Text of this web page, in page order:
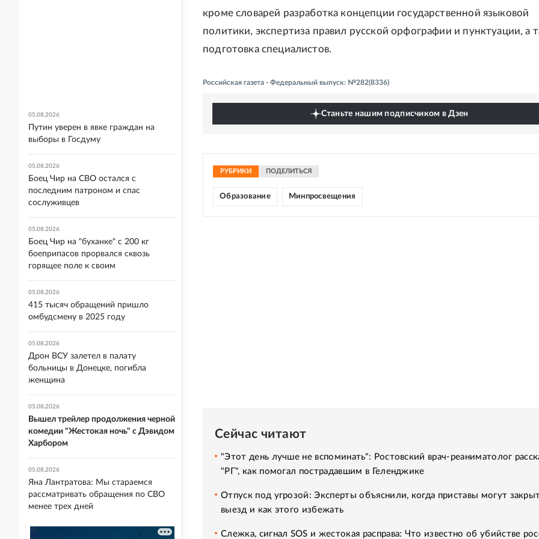
кроме словарей разработка концепции государственной языковой
политики, экспертиза правил русской орфографии и пунктуации, а
подготовка специалистов.
Российская газета - Федеральный выпуск: №282(8336)
Станьте нашим подписчиком в Дзен
РУБРИКИ ПОДЕЛИТЬСЯ
Образование Минпросвещения
Сейчас читают
"Этот день лучше не вспоминать": Ростовский врач-реаниматолог
"РГ", как помогал пострадавшим в Геленджике
Отпуск под угрозой: Эксперты объяснили, когда приставы могут
выезд и как этого избежать
Слежка, сигнал SOS и жестокая расправа: Что известно об убийстве
05.08.2026
Путин уверен в явке граждан на
выборы в Госдуму
05.08.2026
Боец Чир на СВО остался с
последним патроном и спас
сослуживцев
05.08.2026
Боец Чир на "буханке" с 200 кг
боеприпасов прорвался сквозь
горящее поле к своим
05.08.2026
415 тысяч обращений пришло
омбудсмену в 2025 году
05.08.2026
Дрон ВСУ залетел в палату
больницы в Донецке, погибла
женщина
05.08.2026
Вышел трейлер продолжения черной
комедии "Жестокая ночь" с Дэвидом
Харбором
05.08.2026
Яна Лантратова: Мы стараемся
рассматривать обращения по СВО
менее трех дней